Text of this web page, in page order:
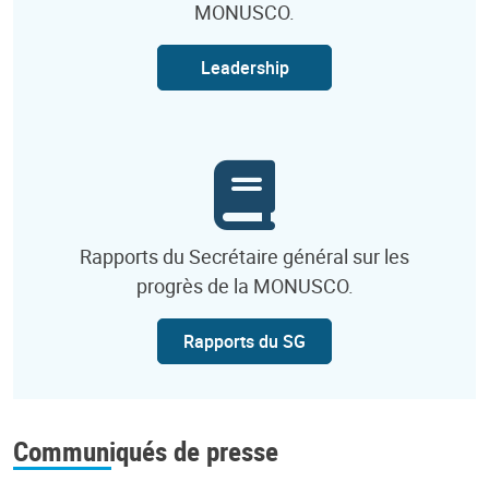
MONUSCO.
Leadership
Rapports du Secrétaire général sur les
progrès de la MONUSCO.
Rapports du SG
Communiqués de presse